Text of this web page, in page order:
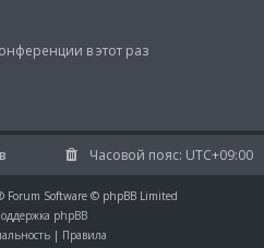
в этот раз
Часовой пояс: UTC+09:00
Forum Software © phpBB Limited
phpBB
| Правила